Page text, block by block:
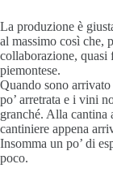
La produzione è
al massimo così che,
collaborazione,
piemontese.
Quando sono
po’ arretrata e i vini
granché. Alla cantina
cantiniere appena
Insomma un po’ di
poco.